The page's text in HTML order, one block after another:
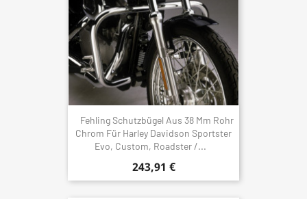
Fehling Schutzbügel Aus 38 Mm Rohr
Chrom Für Harley Davidson Sportster
Evo, Custom, Roadster /...
243,91 €